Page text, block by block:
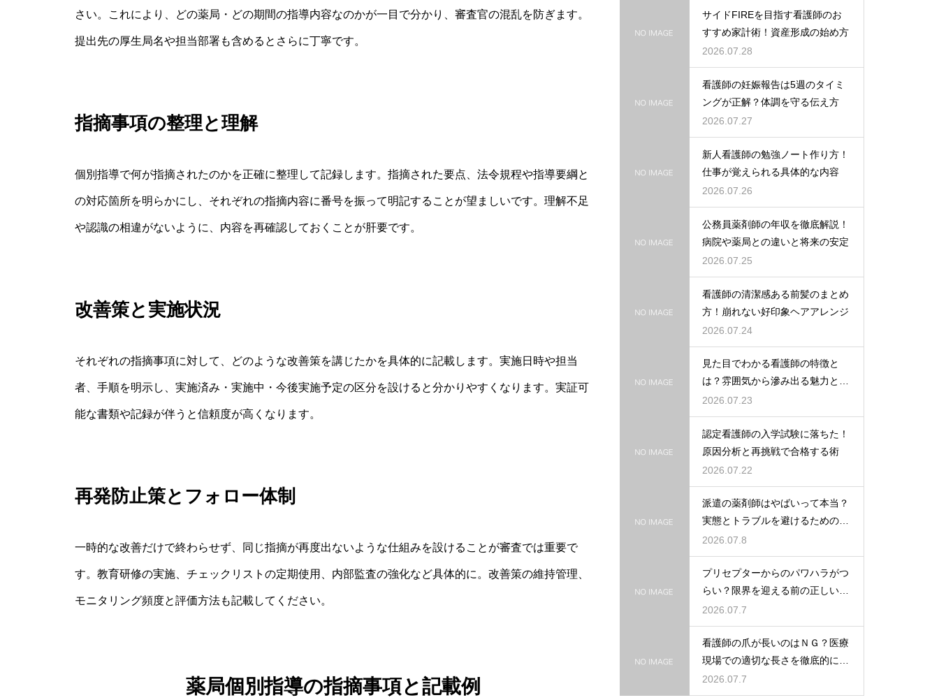
さい。これにより、どの薬局・どの期間の指導内容なのかが一目で分かり、審査官の混乱を防ぎます。
提出先の厚生局名や担当部署も含めるとさらに丁寧です。
指摘事項の整理と理解
個別指導で何が指摘されたのかを正確に整理して記録します。指摘された要点、法令規程や指導要綱と
の対応箇所を明らかにし、それぞれの指摘内容に番号を振って明記することが望ましいです。理解不足
や認識の相違がないように、内容を再確認しておくことが肝要です。
改善策と実施状況
それぞれの指摘事項に対して、どのような改善策を講じたかを具体的に記載します。実施日時や担当
者、手順を明示し、実施済み・実施中・今後実施予定の区分を設けると分かりやすくなります。実証可
能な書類や記録が伴うと信頼度が高くなります。
再発防止策とフォロー体制
一時的な改善だけで終わらせず、同じ指摘が再度出ないような仕組みを設けることが審査では重要で
す。教育研修の実施、チェックリストの定期使用、内部監査の強化など具体的に。改善策の維持管理、
モニタリング頻度と評価方法も記載してください。
薬局個別指導の指摘事項と記載例
サイドFIREを目指す看護師のお
すすめ家計術！資産形成の始め方
2026.07.28
看護師の妊娠報告は5週のタイミ
ングが正解？体調を守る伝え方
2026.07.27
新人看護師の勉強ノート作り方！
仕事が覚えられる具体的な内容
2026.07.26
公務員薬剤師の年収を徹底解説！
病院や薬局との違いと将来の安定
2026.07.25
看護師の清潔感ある前髪のまとめ
方！崩れない好印象ヘアアレンジ
2026.07.24
見た目でわかる看護師の特徴と
は？雰囲気から滲み出る魅力と秘
密
2026.07.23
認定看護師の入学試験に落ちた！
原因分析と再挑戦で合格する術
2026.07.22
派遣の薬剤師はやばいって本当？
実態とトラブルを避けるための働
き方を解説
2026.07.8
プリセプターからのパワハラがつ
らい？限界を迎える前の正しい対
処法
2026.07.7
看護師の爪が長いのはＮＧ？医療
現場での適切な長さを徹底的に解
説
2026.07.7